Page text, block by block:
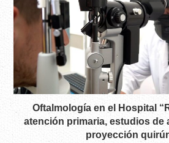
Oftalmología en el Hospital
atención primaria, estudios de
proyección